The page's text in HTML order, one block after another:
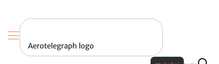
Aerotelegraph logo